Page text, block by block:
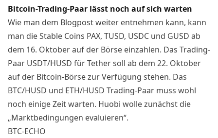
Bitcoin-Trading-Paar lässt noch auf sich warten
Wie man dem Blogpost weiter entnehmen kann, kann
man die Stable Coins PAX, TUSD, USDC und GUSD ab
dem 16. Oktober auf der Börse einzahlen. Das Trading-
Paar USDT/HUSD für Tether soll ab dem 22. Oktober
auf der Bitcoin-Börse zur Verfügung stehen. Das
BTC/HUSD und ETH/HUSD Trading-Paar muss wohl
noch einige Zeit warten. Huobi wolle zunächst die
„Marktbedingungen evaluieren“.
BTC-ECHO